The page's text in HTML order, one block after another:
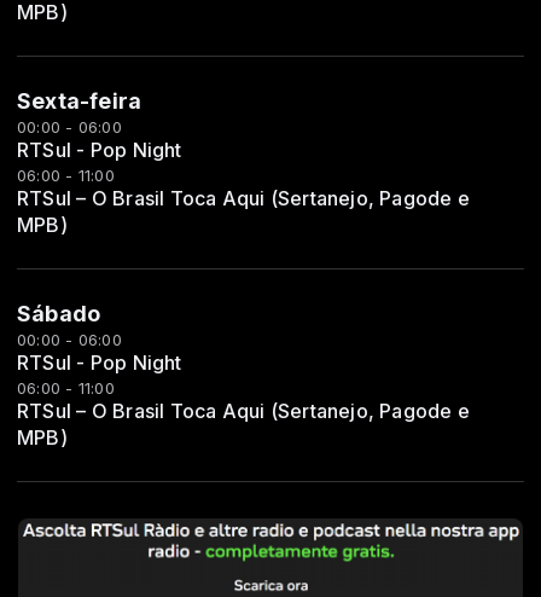
MPB)
Sexta-feira
00:00 - 06:00
RTSul - Pop Night
06:00 - 11:00
RTSul – O Brasil Toca Aqui (Sertanejo, Pagode e
MPB)
Sábado
00:00 - 06:00
RTSul - Pop Night
06:00 - 11:00
RTSul – O Brasil Toca Aqui (Sertanejo, Pagode e
MPB)